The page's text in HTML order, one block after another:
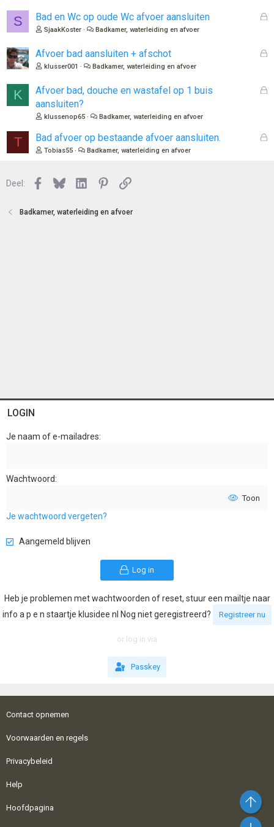
S
G
n
Bad en Wc op oude Wc afvoer aansluiten
SjaakKoster Badkamer, waterleiding en afvoer
G
Afvoer bad aansluiten + afschot
klusser001 Badkamer, waterleiding en afvoer
K
G
o
Afvoer bad, douche en wastafel op 1 buis
aansluiten?
klussenop65 Badkamer, waterleiding en afvoer
T
G
Bad afvoer op bestaande afvoer aansluiten.
Tobias55 Badkamer, waterleiding en afvoer
Deel: Facebook
BlueskyLinkedInPinterest
Link
Badkamer, waterleiding en afvoer
LOGIN
Je naam of e-mailadres
Wachtwoord
Toon
Je wachtwoord vergeten?
Aangemeld blijven
Log in
Heb je problemen met wachtwoorden of reset, stuur een mailtje naar
info a p e n staartje klusidee nl Nog niet geregistreerd?
Registreer nu
or log in via
Passkey
Contact opnemen
Voorwaarden en regels
Privacybeleid
Help
Hoofdpagina